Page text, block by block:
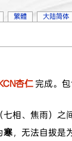
KCN杏仁完成。包
相、焦雨）
寒，无法自拔是
繁體 大陆简体